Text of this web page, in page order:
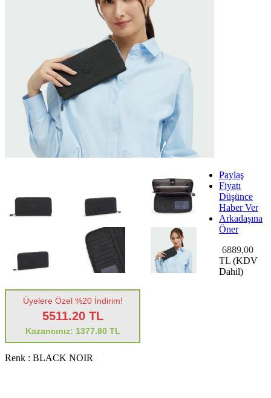
Paylaş
Fiyatı
Düşünce
Haber Ver
Arkadaşına
Öner
6889,00
TL (KDV
Dahil)
Üyelere Özel %20 İndirim!
5511.20 TL
Kazancınız: 1377.80 TL
Renk : BLACK NOIR